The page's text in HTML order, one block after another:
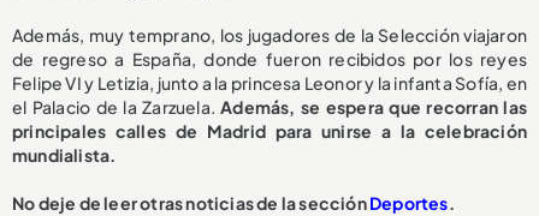
Además, muy temprano, los jugadores de la Selección viajaron
de regreso a España, donde fueron recibidos por los reyes
Felipe VI y Letizia, junto a la princesa Leonor y la infanta Sofía, en
el Palacio de la Zarzuela.Además, se espera que recorran las
principales calles de Madrid para unirse a la celebración
mundialista.
No deje de leer otras noticias de la secciónDeportes.